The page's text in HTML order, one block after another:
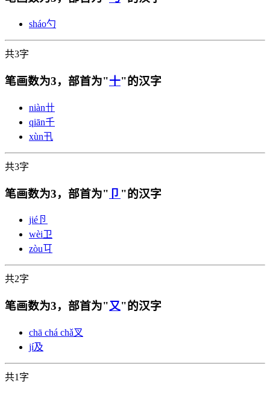
sháo勺
共3字
笔画数为3，部首为"十"的汉字
niàn卄
qiān千
xùn卂
共3字
笔画数为3，部首为" 卩 "的汉字
jié 卪
wèi卫
zòu㔿
共2字
笔画数为3，部首为"又"的汉字
chā chá chǎ叉
jí及
共1字